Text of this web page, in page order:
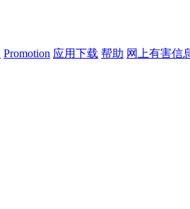
Promotion 应用下载 帮助 网上有害信